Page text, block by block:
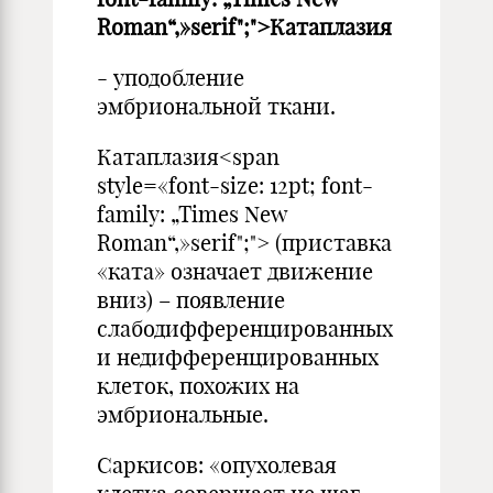
Roman“,»serif";">Катаплазия
- уподобление
эмбриональной ткани.
Катаплазия<span
style=«font-size: 12pt; font-
family: „Times New
Roman“,»serif";"> (приставка
«ката» означает движение
вниз) – появление
слабодифференцированных
и недифференцированных
клеток, похожих на
эмбриональные.
Саркисов: «опухолевая